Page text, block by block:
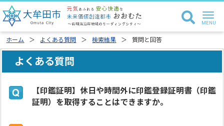
ホーム よくある質問 検索結果 質問と回答
よくある質問
【印鑑証明】休日や時間外に印鑑登録証明書（印鑑
証明）を取得することはできますか。